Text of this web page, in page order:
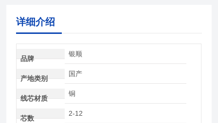
详细介绍
品牌
银顺
产地类别
国产
线芯材质
铜
芯数
2-12